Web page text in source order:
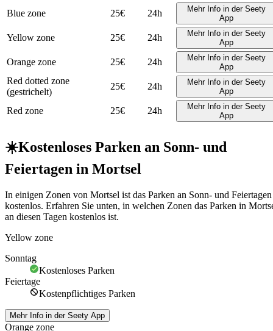
Blue zone
25€ 24h
Mehr Info in der Seety
App
Yellow zone 25€ 24h
Mehr Info in der Seety
App
Orange zone 25€ 24h
Mehr Info in der Seety
App
Red dotted zone
(gestrichelt)
25€ 24h
Mehr Info in der Seety
App
Red zone 25€ 24h
Mehr Info in der Seety
App
☀️Kostenloses Parken an Sonn- und
Feiertagen in Mortsel
In einigen Zonen von Mortsel ist das Parken an Sonn- und Feiertagen
kostenlos. Erfahren Sie unten, in welchen Zonen das Parken in
an diesen Tagen kostenlos ist.
Yellow zone
Sonntag
Kostenloses Parken
Feiertage
Kostenpflichtiges Parken
Mehr Info in der Seety App
Orange zone